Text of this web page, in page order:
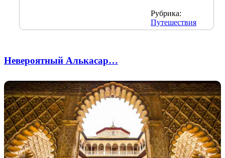
Рубрика:
Путешествия
Невероятный Алькасар…